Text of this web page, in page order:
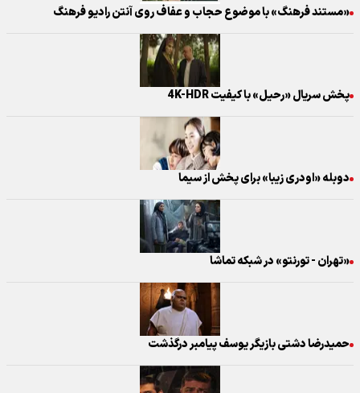
«مستند فرهنگ» با موضوع حجاب و عفاف روی آنتن رادیو فرهنگ
پخش سریال «رحیل» با کیفیت 4K-HDR
دوبله «اودری زیبا» برای پخش از سیما
«تهران - تورنتو» در شبکه تماشا
حمیدرضا دشتی بازیگر یوسف پیامبر درگذشت